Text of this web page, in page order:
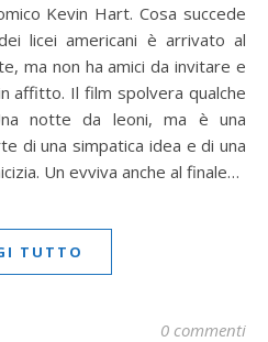
Kevin Hart. Cosa succede
licei americani è arrivato al
ma non ha amici da invitare e
affitto. Il film spolvera qualche
notte da leoni, ma è una
di una simpatica idea e di una
Un evviva anche al finale…
TUTTO
0 commenti